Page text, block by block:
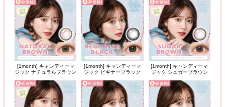
[1month] キャンディーマ
ジック ナチュラルブラウン
[1month] キャンディーマ
ジック ビギナーブラック
[1month] キャンディーマ
ジック シュガーブラウン